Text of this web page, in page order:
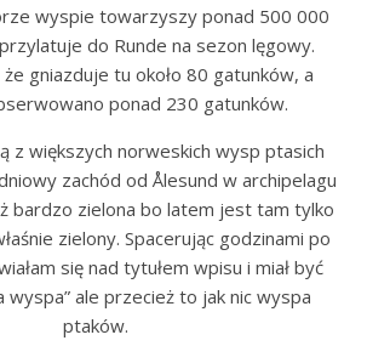
wyspie towarzyszy ponad 500 000
do Runde na sezon lęgowy.
gniazduje tu około 80 gatunków, a
ponad 230 gatunków.
z większych norweskich wysp ptasich
zachód od Ålesund w archipelagu
bardzo zielona bo latem jest tam tylko
zielony. Spacerując godzinami po
się nad tytułem wpisu i miał być
wyspa” ale przecież to jak nic wyspa
ptaków.